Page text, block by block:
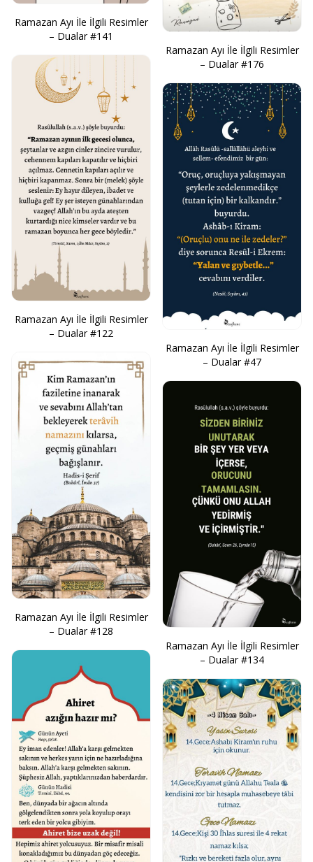
Ramazan Ayı İle İlgili Resimler
– Dualar #141
Ramazan Ayı İle İlgili Resimler
– Dualar #122
Ramazan Ayı İle İlgili Resimler
– Dualar #128
Ramazan Ayı İle İlgili Resimler
– Dualar #176
Ramazan Ayı İle İlgili Resimler
– Dualar #47
Ramazan Ayı İle İlgili Resimler
– Dualar #134